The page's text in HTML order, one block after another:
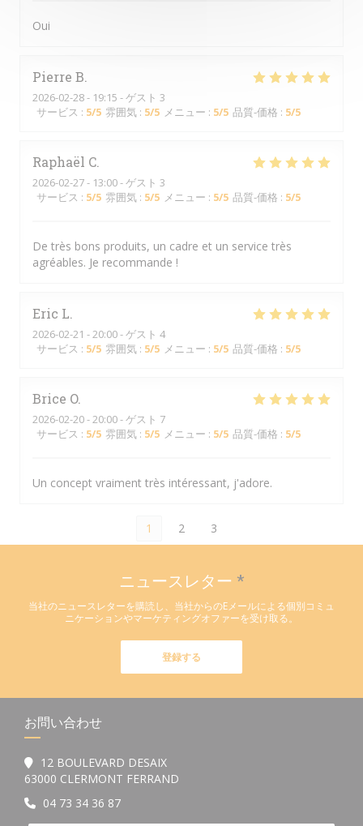
Oui
Pierre B
2026-02-28- 19:15 - ゲスト 3
サービス : 5/5 雰囲気 : 5/5 メニュー : 5/5 品質-価格 : 5/5
Raphaël C
2026-02-27- 13:00 - ゲスト 3
サービス : 5/5 雰囲気 : 5/5 メニュー : 5/5 品質-価格 : 5/5
De très bons produits, un cadre et un service très
agréables. Je recommande !
Eric L
2026-02-21 - 20:00 - ゲスト 4
サービス : 5/5 雰囲気 : 5/5 メニュー : 5/5 品質-価格 : 5/5
Brice O
2026-02-20- 20:00 - ゲスト 7
サービス : 5/5 雰囲気 : 5/5 メニュー : 5/5 品質-価格 : 5/5
Un concept vraiment très intéressant, j'adore.
1 2 3
ニュースレター *
当社のニュースレターを購読し、当社からのEメールによる個別コミュ
ニケーションやマーケティングオファーを受け取る。
登録する
お問い合わせ
12 BOULEVARD DESAIX
63000 CLERMONT FERRAND
04 73 34 36 87